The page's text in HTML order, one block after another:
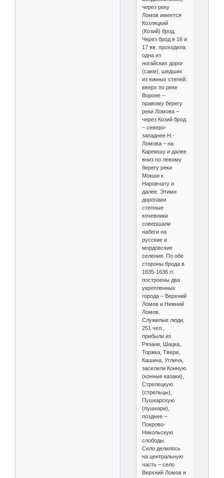
через реку
Ломов имеется
Козляцкий
(Козий) брод.
Через брод в 16 и
17 вв. проходила
одна из
ногайских дорог
(сакм), шедших
из южных степей:
вверх по реке
Вороне –
правому берегу
реки Ломова –
через Козий брод
– северо-
западнее Н.-
Ломова – на
Каремшу и далее
вниз по левому
берегу реки
Мокши к
Наровчату и
далее. Этими
дорогами
степные
кочевники
совершали
набеги на
русские и
мордовские
селения. По обе
стороны брода в
1635-1636 гг.
построены два
укрепленных
города – Верхний
Ломов и Нижний
Ломов.
Служилые люди,
251 чел.,
прибыли из
Рязани, Шацка,
Торжка, Твери,
Кашина, Углича,
заселили Конную
(конные казаки),
Стрелецкую
(стрельцы),
Пушкарскую
(пушкари),
позднее –
Покрово-
Никольскую
слободы.
Село делилось
на центральную
часть – село
Верхний Ломов и